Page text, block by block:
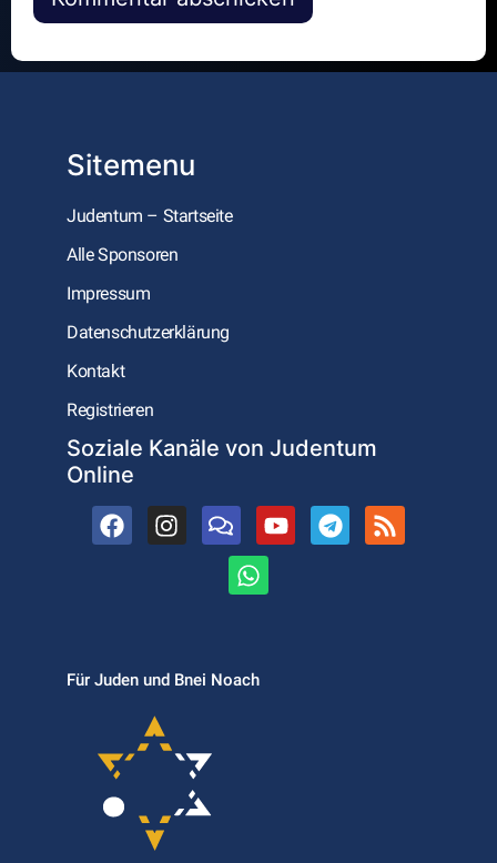
Alternative:
Sitemenu
Judentum – Startseite
Alle Sponsoren
Impressum
Datenschutzerklärung
Kontakt
Registrieren
Soziale Kanäle von Judentum
Online
Für Juden und Bnei Noach